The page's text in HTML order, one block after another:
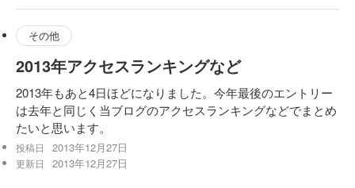
その他
2013年アクセスランキングなど
2013年もあと4日ほどになりました。今年最後のエントリー
は去年と同じく当ブログのアクセスランキングなどでまとめ
たいと思います。
投稿日 2013年12月27日
更新日 2013年12月27日